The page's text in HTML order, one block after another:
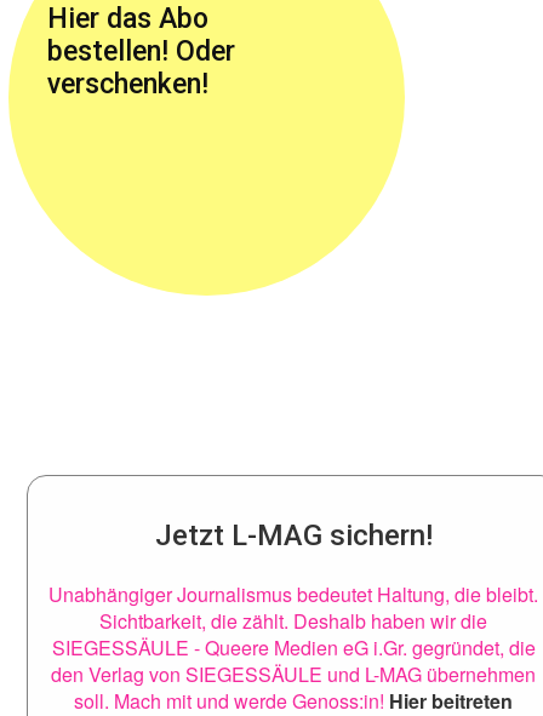
Hier das Abo
bestellen! Oder
verschenken!
Jetzt L-MAG sichern!
Unabhängiger Journalismus bedeutet Haltung, die bleibt.
Sichtbarkeit, die zählt. Deshalb haben wir die
SIEGESSÄULE - Queere Medien eG i.Gr. gegründet, die
den Verlag von SIEGESSÄULE und L-MAG übernehmen
soll. Mach mit und werde Genoss:in! Hier beitreten